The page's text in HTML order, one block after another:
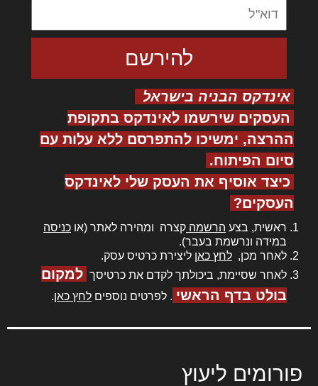
אינדקס הבניה בישראל
העסקים שירשמו לאינדקס בתקופת
ההרצה, ימשיכו להתפרסם ללא עלות עם
סיום הפיתוח.
כיצד אוסיף את העסק שלי לאינדקס
העסקים?
ראשית, בצע הרשמה קצרה ומהירה לאתר (או כניסה
במידה ונרשמת בעבר).
לאחר מכן, לחץ כאן ליצירת כרטיס עסק.
לאחר שסיימת, ביכולתך לקדם את כרטיסך למקום
בולט בדף הראשי . לפרטים נוספים לחץ כאן.
פורומים ליעוץ